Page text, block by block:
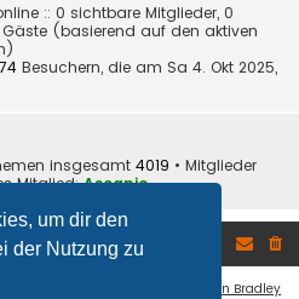
um dir den
der Nutzung zu
:: 0 sichtbare Mitglieder, 0
(basierend auf den aktiven
Besuchern, die am Sa 4. Okt 2025,
insgesamt 4019 • Mitglieder
Mitglied:Ascanio
Ian Bradley